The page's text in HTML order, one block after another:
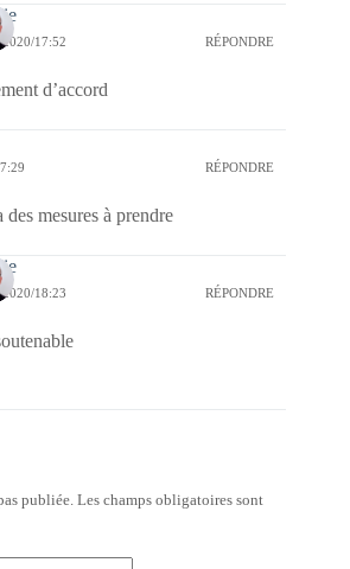
17:52 RÉPONDRE
d’accord
RÉPONDRE
mesures à prendre
18:23 RÉPONDRE
publiée. Les champs obligatoires sont